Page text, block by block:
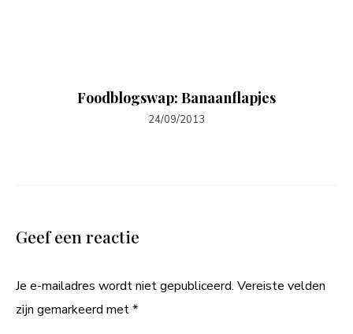
Foodblogswap: Banaanflapjes
24/09/2013
Geef een reactie
Je e-mailadres wordt niet gepubliceerd. Vereiste velden
zijn gemarkeerd met*